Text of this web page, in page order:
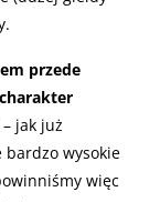
przede
jak już
bardzo wysokie
więc